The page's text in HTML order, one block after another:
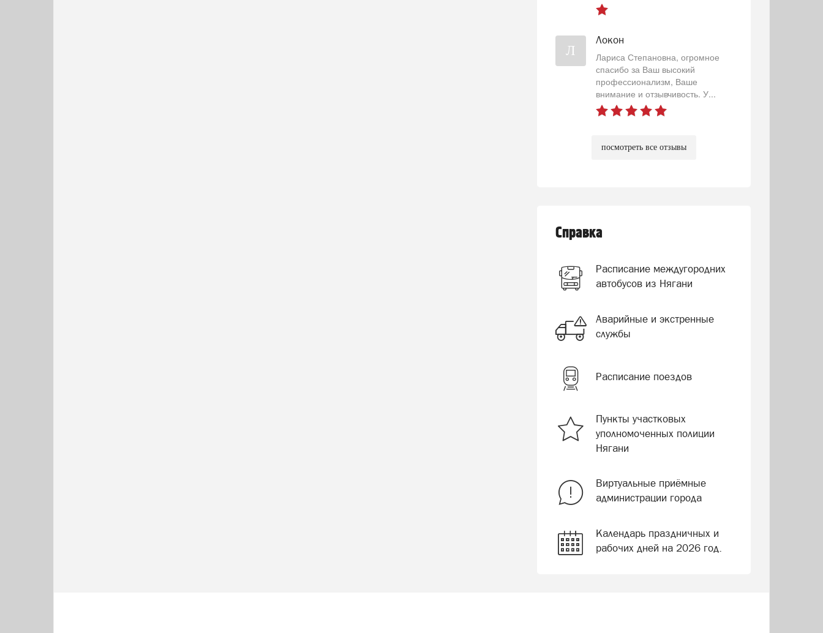
Л
Локон
Лариса Степановна, огромное
спасибо за Ваш высокий
профессионализм, Ваше
внимание и отзывчивость. У...
посмотреть все отзывы
Справка
Расписание междугородних
автобусов из Нягани
Аварийные и экстренные
службы
Расписание поездов
Пункты участковых
уполномоченных полиции
Нягани
Виртуальные приёмные
администрации города
Календарь праздничных и
рабочих дней на 2026 год.